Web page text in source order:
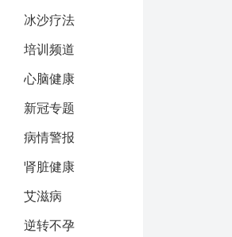
冰沙疗法
培训频道
心脑健康
新冠专题
病情警报
肾脏健康
艾滋病
逆转不孕